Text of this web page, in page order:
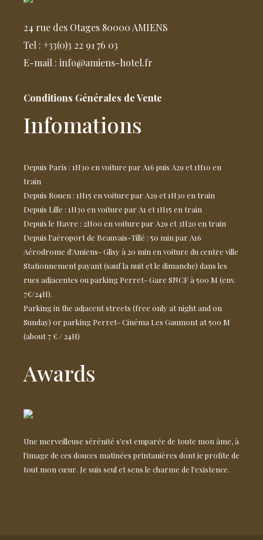
24 rue des Otages 80000 AMIENS
Tel : +33(0)3 22 91 76 03
E-mail : info@amiens-hotel.fr
Conditions Générales de Vente
Infomations
Depuis Paris : 1H30 en voiture par A16 puis A29 et 1H10 en
train
Depuis Rouen : 1H15 en voiture par A29 et 1H30 en train
Depuis Lille : 1H30 en voiture par A1 et 1H15 en train
Depuis le Havre : 2H00 en voiture par A29 et 3H20 en train
Depuis l'aéroport de Beauvais-Tillé : 50 min par A16
Aérodrome d'Amiens- Glisy à 20 min en voiture du centre ville
Stationnement payant (sauf la nuit et le dimanche) dans les
rues adjacentes ou parking Perret- Gare SNCF à 500 M (env.
7€/24H).
Parking in the adjacent streets (free only at night and on
Sunday) or parking Perret- Cinéma Les Gaumont at 500 M
(about 7 € / 24H)
Awards
Une merveilleuse sérénité s'est emparée de toute mon âme, à
l'image de ces douces matinées printanières dont je profite de
tout mon cœur. Je suis seul et sens le charme de l'existence.